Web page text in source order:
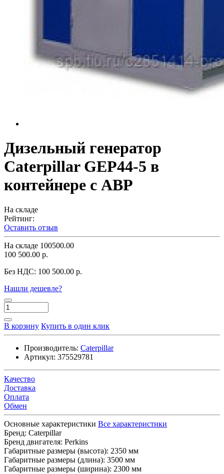
Дизельный генератор
Caterpillar GEP44-5 в
контейнере с АВР
На складе
Рейтинг:
Оставить отзыв
На складе 100500.00
100 500.00 р.
Без НДС: 100 500.00 р.
Нашли дешевле?
В корзину Купить в один клик
Производитель: Caterpillar
Артикул: 375529781
Качество
Доставка
Оплата
Обмен
Основные характеристики Все характеристики
Бренд: Caterpillar
Бренд двигателя: Perkins
Габаритные размеры (высота): 2350 мм
Габаритные размеры (длина): 3500 мм
Габаритные размеры (ширина): 2300 мм